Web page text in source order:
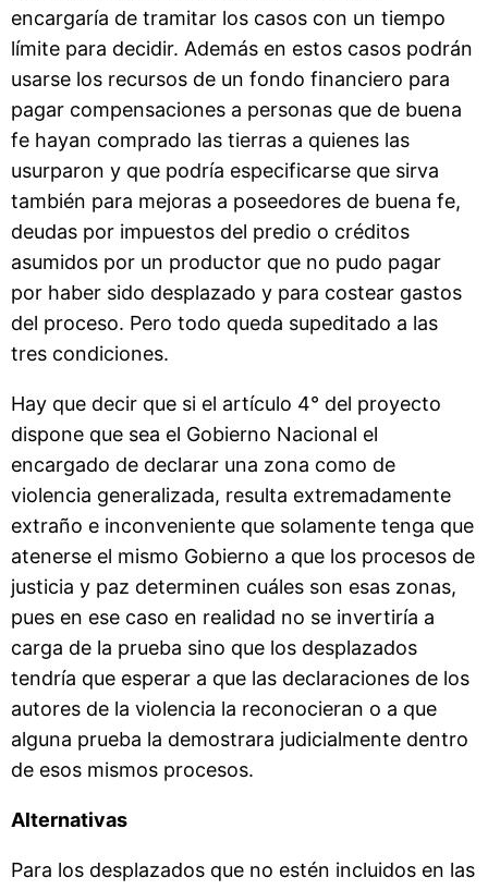
encargaría de tramitar los casos con un tiempo
límite para decidir. Además en estos casos podrán
usarse los recursos de un fondo financiero para
pagar compensaciones a personas que de buena
fe hayan comprado las tierras a quienes las
usurparon y que podría especificarse que sirva
también para mejoras a poseedores de buena fe,
deudas por impuestos del predio o créditos
asumidos por un productor que no pudo pagar
por haber sido desplazado y para costear gastos
del proceso. Pero todo queda supeditado a las
tres condiciones.
Hay que decir que si el artículo 4° del proyecto
dispone que sea el Gobierno Nacional el
encargado de declarar una zona como de
violencia generalizada, resulta extremadamente
extraño e inconveniente que solamente tenga que
atenerse el mismo Gobierno a que los procesos de
justicia y paz determinen cuáles son esas zonas,
pues en ese caso en realidad no se invertiría a
carga de la prueba sino que los desplazados
tendría que esperar a que las declaraciones de los
autores de la violencia la reconocieran o a que
alguna prueba la demostrara judicialmente dentro
de esos mismos procesos.
Alternativas
Para los desplazados que no estén incluidos en las